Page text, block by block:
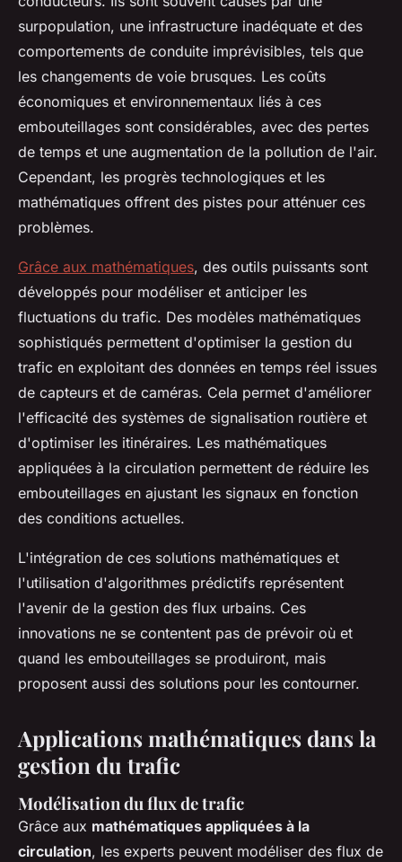
surpopulation, une infrastructure inadéquate et des
comportements de conduite imprévisibles, tels que
les changements de voie brusques. Les coûts
économiques et environnementaux liés à ces
embouteillages sont considérables, avec des pertes
de temps et une augmentation de la pollution de l'air.
Cependant, les progrès technologiques et les
mathématiques offrent des pistes pour atténuer ces
problèmes.
Grâce aux mathématiques, des outils puissants sont
développés pour modéliser et anticiper les
fluctuations du trafic. Des modèles mathématiques
sophistiqués permettent d'optimiser la gestion du
trafic en exploitant des données en temps réel issues
de capteurs et de caméras. Cela permet d'améliorer
l'efficacité des systèmes de signalisation routière et
d'optimiser les itinéraires. Les mathématiques
appliquées à la circulation permettent de réduire les
embouteillages en ajustant les signaux en fonction
des conditions actuelles.
L'intégration de ces solutions mathématiques et
l'utilisation d'algorithmes prédictifs représentent
l'avenir de la gestion des flux urbains. Ces
innovations ne se contentent pas de prévoir où et
quand les embouteillages se produiront, mais
proposent aussi des solutions pour les contourner.
Applications mathématiques dans la
gestion du trafic
Modélisation du flux de trafic
Grâce aux mathématiques appliquées à la
circulation, les experts peuvent modéliser des flux de